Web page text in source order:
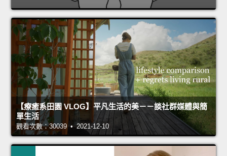
【療癒系田園 VLOG】平凡生活的美－－談社群媒體與簡
單生活
觀看次數：30039 • 2021-12-10